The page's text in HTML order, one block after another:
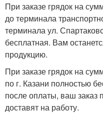
При заказе грядок на
до терминала
терминала ул.
бесплатная. Вам
продукцию.
При заказе грядок на
по г. Казани полностью
после оплаты, ваш заказ
доставят на работу.